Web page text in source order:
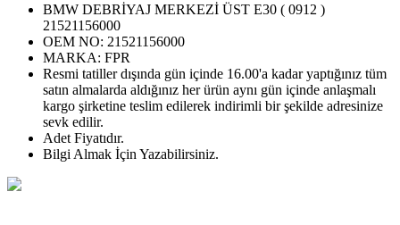
BMW DEBRİYAJ MERKEZİ ÜST E30 ( 0912 )
21521156000
OEM NO: 21521156000
MARKA: FPR
Resmi tatiller dışında gün içinde 16.00'a kadar yaptığınız tüm
satın almalarda aldığınız her ürün aynı gün içinde anlaşmalı
kargo şirketine teslim edilerek indirimli bir şekilde adresinize
sevk edilir.
Adet Fiyatıdır.
Bilgi Almak İçin Yazabilirsiniz.